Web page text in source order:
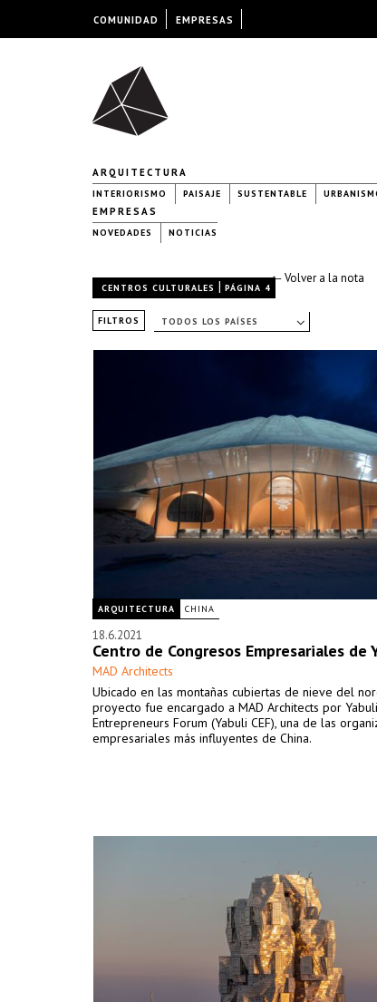
ARQUITECTURA
INTERIORISMO PAISAJE SUSTENTABLE
EMPRESAS
NOVEDADES NOTICIAS
← Volver a la nota
CENTROS CULTURALES | PÁGINA 4
FILTROS TODOS LOS PAÍSES
ARQUITECTURA CHINA
18.6.2021
Centro de Congresos Empresariales de
MAD Architects
Ubicado en las montañas cubiertas de nieve del
proyecto fue encargado a MAD Architects por
Entrepreneurs Forum (Yabuli CEF), una de las
empresariales más influyentes de China.
COMUNIDAD EMPRESAS